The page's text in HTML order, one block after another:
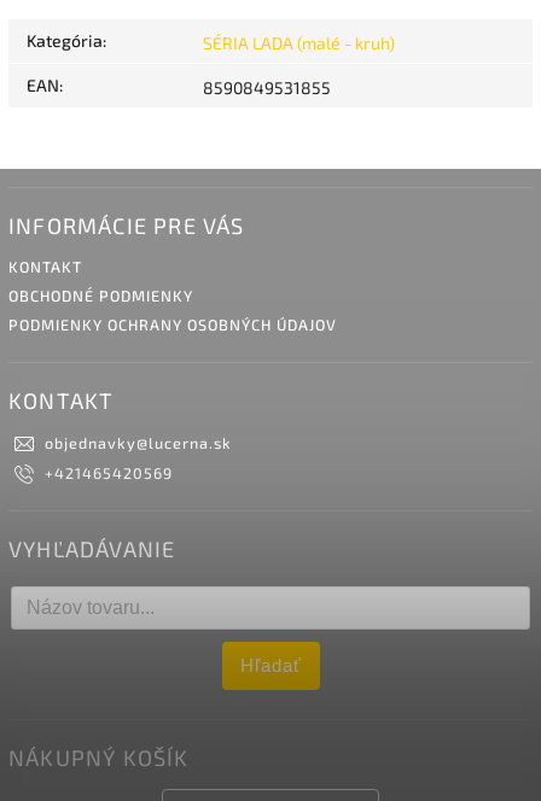
Kategória: SÉRIA LADA (malé - kruh)
EAN: 8590849531855
INFORMÁCIE PRE VÁS
KONTAKT
OBCHODNÉ PODMIENKY
PODMIENKY OCHRANY OSOBNÝCH ÚDAJOV
KONTAKT
objednavky@lucerna.sk
+421465420569
VYHĽADÁVANIE
Hľadať
NÁKUPNÝ KOŠÍK